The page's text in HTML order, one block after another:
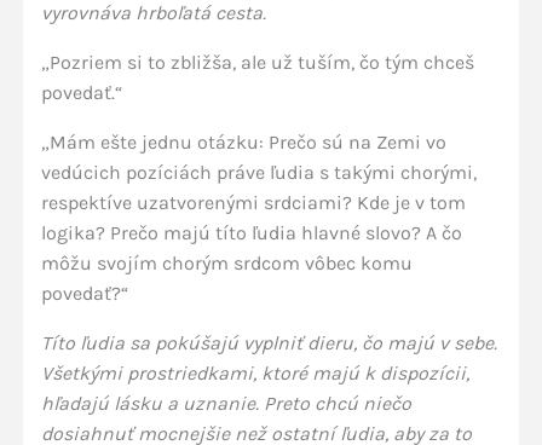
vyrovnáva hrboľatá cesta.
„Pozriem si to zbližša, ale už tuším, čo tým chceš
povedať.“
„Mám ešte jednu otázku: Prečo sú na Zemi vo
vedúcich pozíciách práve ľudia s takými chorými,
respektíve uzatvorenými srdciami? Kde je v tom
logika? Prečo majú títo ľudia hlavné slovo? A čo
môžu svojím chorým srdcom vôbec komu
povedať?“
Títo ľudia sa pokúšajú vyplniť dieru, čo majú v sebe.
Všetkými prostriedkami, ktoré majú k dispozícii,
hľadajú lásku a uznanie. Preto chcú niečo
dosiahnuť mocnejšie než ostatní ľudia, aby za to